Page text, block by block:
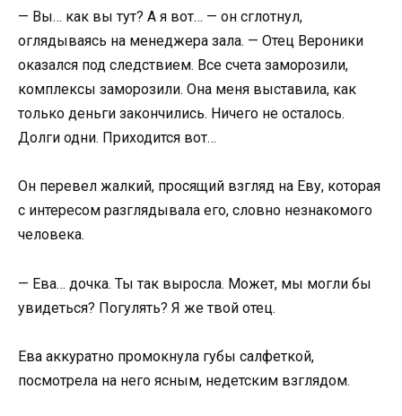
— Вы… как вы тут? А я вот… — он сглотнул,
оглядываясь на менеджера зала. — Отец Вероники
оказался под следствием. Все счета заморозили,
комплексы заморозили. Она меня выставила, как
только деньги закончились. Ничего не осталось.
Долги одни. Приходится вот…
Он перевел жалкий, просящий взгляд на Еву, которая
с интересом разглядывала его, словно незнакомого
человека.
— Ева… дочка. Ты так выросла. Может, мы могли бы
увидеться? Погулять? Я же твой отец.
Ева аккуратно промокнула губы салфеткой,
посмотрела на него ясным, недетским взглядом.